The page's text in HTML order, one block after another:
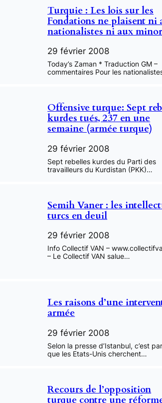
Turquie : Les lois sur les
Fondations ne plaisent ni
nationalistes ni aux
29 février 2008
Today’s Zaman * Traduction GM –
commentaires Pour les
Offensive turque: Sept
kurdes tués, 237 en une
semaine (armée turque)
29 février 2008
Sept rebelles kurdes du Parti des
travailleurs du Kurdistan (PKK)…
Semih Vaner : les
turcs en deuil
29 février 2008
Info Collectif VAN –
– Le Collectif VAN salue…
Les raisons d’une
armée
29 février 2008
Selon la presse d’Istanbul, c’est
que les Etats-Unis cherchent…
Recours de l’opposition
turque contre une